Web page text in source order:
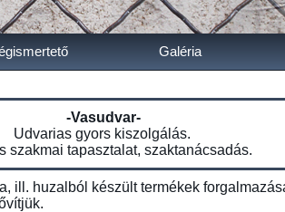
Galéria
-Vasudvar-
Udvarias gyors kiszolgálás.
szakmai tapasztalat, szaktanácsadás.
ill. huzalból készült termékek